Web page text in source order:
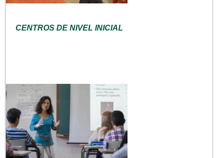
CENTROS DE NIVEL INICIAL